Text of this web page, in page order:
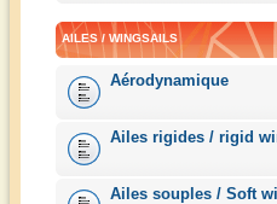
AILES / WINGSAILS
Aérodynamique
Ailes rigides / rigid
Ailes souples / Soft